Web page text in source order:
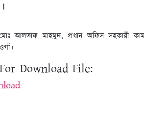
মোঃ আলতাফ মাহমুদ, প্রধান অফিস সহকারী
Download File: